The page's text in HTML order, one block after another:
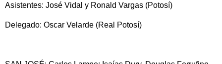
Asistentes: José Vidal y Ronald Vargas (Potosí)
Delegado: Oscar Velarde (Real Potosí)